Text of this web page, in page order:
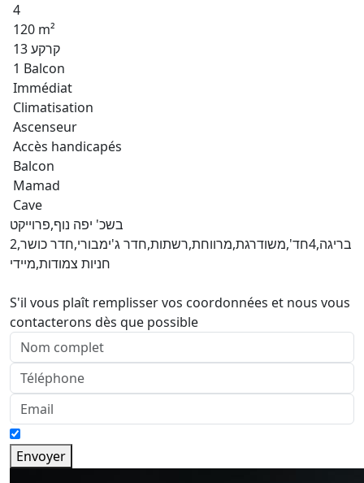
4
120 m²
קרקע 13
1 Balcon
Immédiat
Climatisation
Ascenseur
Accès handicapés
Balcon
Mamad
Cave
בשכ' יפה נוף,פרוייקט
בריגה,4חד',משודרגת,מרווחת,רשתות,חדר ג'ימבורי,חדר כושר,2
חניות צמודות,מיידי
S'il vous plaît remplisser vos coordonnées et nous vous
contacterons dès que possible
Envoyer